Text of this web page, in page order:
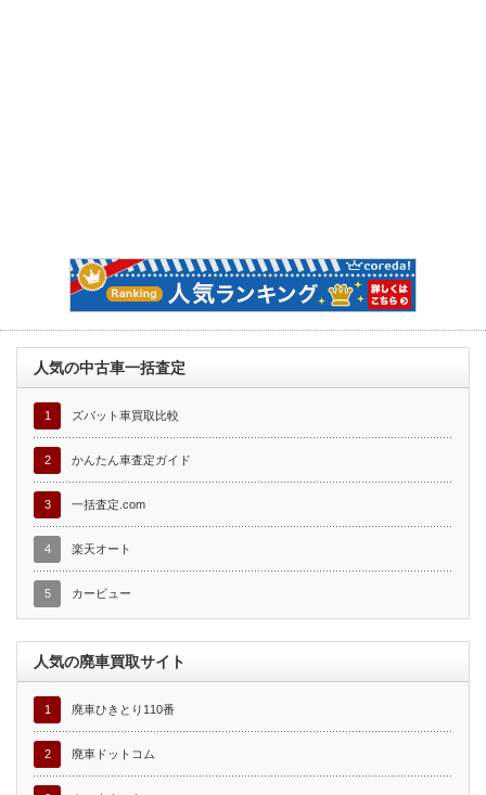
人気の中古車一括査定
1 ズバット車買取比較
2 かんたん車査定ガイド
3 一括査定.com
4 楽天オート
5 カービュー
人気の廃車買取サイト
1 廃車ひきとり110番
2 廃車ドットコム